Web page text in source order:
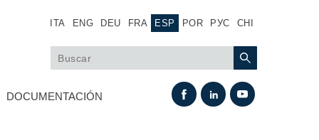
ITA ENG DEU FRA ESP POR РУС CHI
DOCUMENTACIÓN